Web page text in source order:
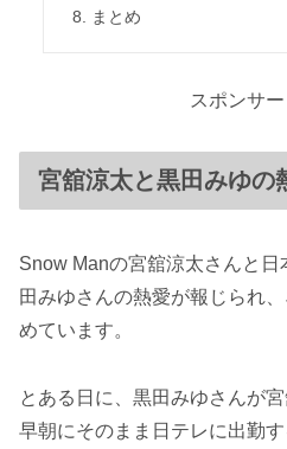
まとめ
スポンサ
宮舘涼太と黒田みゆの
Snow Manの宮舘涼太さんと
田みゆさんの熱愛が報じられ
めています。
とある日に、黒田みゆさんが
早朝にそのまま日テレに出勤